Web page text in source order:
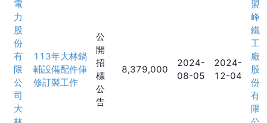
電
力
股
份
有
限
公
司
大
113年大林鍋
輔設備配件俥
修訂製工作
公
開
招
標
公
告
8,379,000
2024-
08-05
2024-
12-04
盟
峰
鐵
工
廠
股
份
有
限